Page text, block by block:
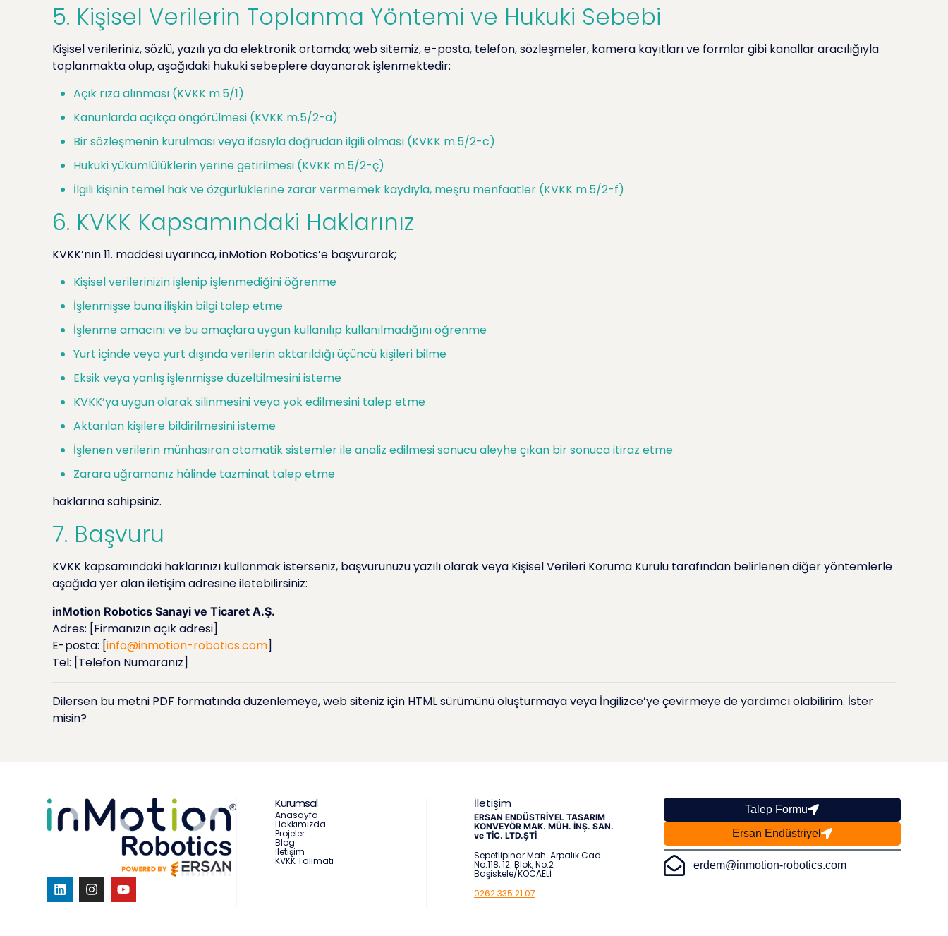
5. Kişisel Verilerin Toplanma Yöntemi ve Hukuki Sebebi
Kişisel verileriniz, sözlü, yazılı ya da elektronik ortamda; web sitemiz, e-posta, telefon, sözleşmeler, kamera kayıtları ve formlar gibi kanallar aracılığıyla
toplanmakta olup, aşağıdaki hukuki sebeplere dayanarak işlenmektedir:
Açık rıza alınması (KVKK m.5/1)
Kanunlarda açıkça öngörülmesi (KVKK m.5/2-a)
Bir sözleşmenin kurulması veya ifasıyla doğrudan ilgili olması (KVKK m.5/2-c)
Hukuki yükümlülüklerin yerine getirilmesi (KVKK m.5/2-ç)
İlgili kişinin temel hak ve özgürlüklerine zarar vermemek kaydıyla, meşru menfaatler (KVKK m.5/2-f)
6. KVKK Kapsamındaki Haklarınız
KVKK’nın 11. maddesi uyarınca, inMotion Robotics’e başvurarak;
Kişisel verilerinizin işlenip işlenmediğini öğrenme
İşlenmişse buna ilişkin bilgi talep etme
İşlenme amacını ve bu amaçlara uygun kullanılıp kullanılmadığını öğrenme
Yurt içinde veya yurt dışında verilerin aktarıldığı üçüncü kişileri bilme
Eksik veya yanlış işlenmişse düzeltilmesini isteme
KVKK’ya uygun olarak silinmesini veya yok edilmesini talep etme
Aktarılan kişilere bildirilmesini isteme
İşlenen verilerin münhasıran otomatik sistemler ile analiz edilmesi sonucu aleyhe çıkan bir sonuca itiraz etme
Zarara uğramanız hâlinde tazminat talep etme
haklarına sahipsiniz.
7. Başvuru
KVKK kapsamındaki haklarınızı kullanmak isterseniz, başvurunuzu yazılı olarak veya Kişisel Verileri Koruma Kurulu tarafından belirlenen diğer yöntemlerle
aşağıda yer alan iletişim adresine iletebilirsiniz:
inMotion Robotics Sanayi ve Ticaret A.Ş.
Adres: [Firmanızın açık adresi]
E-posta: [info@inmotion-robotics.com]
Tel: [Telefon Numaranız]
Dilersen bu metni PDF formatında düzenlemeye, web siteniz için HTML sürümünü oluşturmaya veya İngilizce’ye çevirmeye de yardımcı olabilirim. İster
misin?
Kurumsal
Anasayfa
Hakkımızda
Projeler
Blog
İletişim
KVKK Talimatı
İletişim
ERSAN ENDÜSTRİYEL TASARIM
KONVEYÖR MAK. MÜH. İNŞ. SAN.
ve TİC. LTD.ŞTİ
Sepetlipınar Mah. Arpalık Cad.
No:118, 12. Blok, No:2
Başiskele/KOCAELİ
0262 335 21 07
Talep Formu
Ersan Endüstriyel
erdem@inmotion-robotics.com